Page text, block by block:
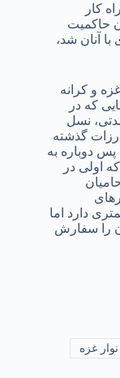
کار
حاکمیت
با آنان شد،
و کرانه
که در
نسل
گذشته
پس دوباره به
اولی در
دارد اما
را سفارش
نوار غزه